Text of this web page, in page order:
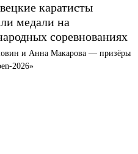
каратисты
медали на
соревнованиях
и Анна Макарова — призёры
2026»